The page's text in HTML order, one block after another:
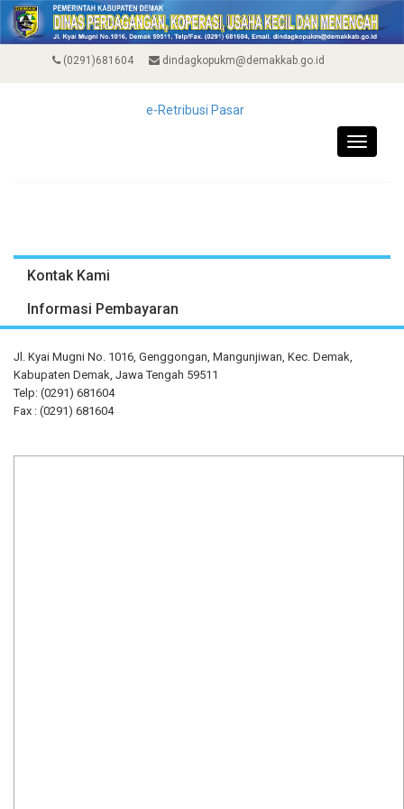
(0291)681604 dindagkopukm@demakkab.go.id
e-Retribusi Pasar
Toggle
Kontak Kami
Informasi Pembayaran
Jl. Kyai Mugni No. 1016, Genggongan, Mangunjiwan, Kec. Demak,
Kabupaten Demak, Jawa Tengah 59511
Telp: (0291) 681604
Fax : (0291) 681604